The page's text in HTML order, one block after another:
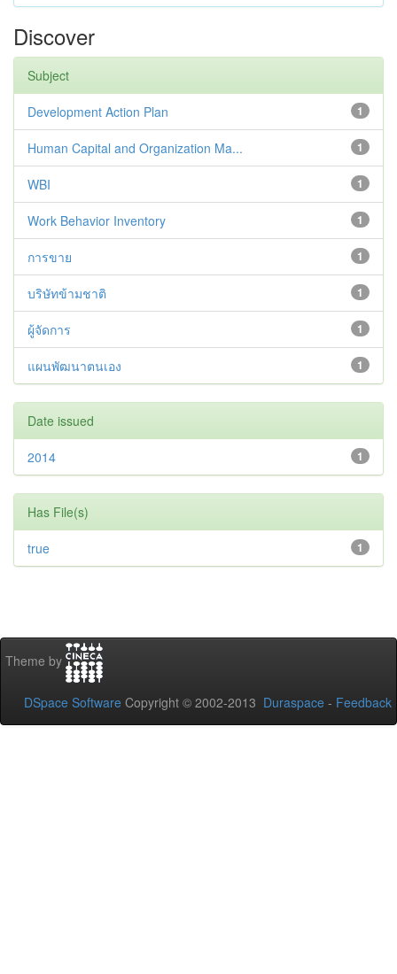
Discover
Subject
1
Development Action Plan
1
Human Capital and Organization Ma...
1
WBI
1
Work Behavior Inventory
1
การขาย
1
บริษัทข้ามชาติ
1
ผู้จัดการ
1
แผนพัฒนาตนเอง
Date issued
1
2014
Has File(s)
1
true
Theme by
DSpace Software Copyright © 2002-2013 Duraspace - Feedback